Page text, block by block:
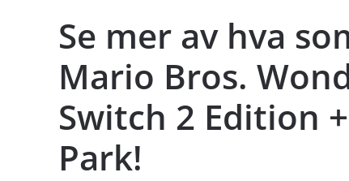
Se mer av hva
Mario Bros.
Switch 2 Edition
Park!